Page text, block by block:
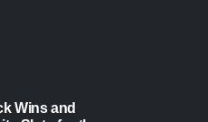
Wins and